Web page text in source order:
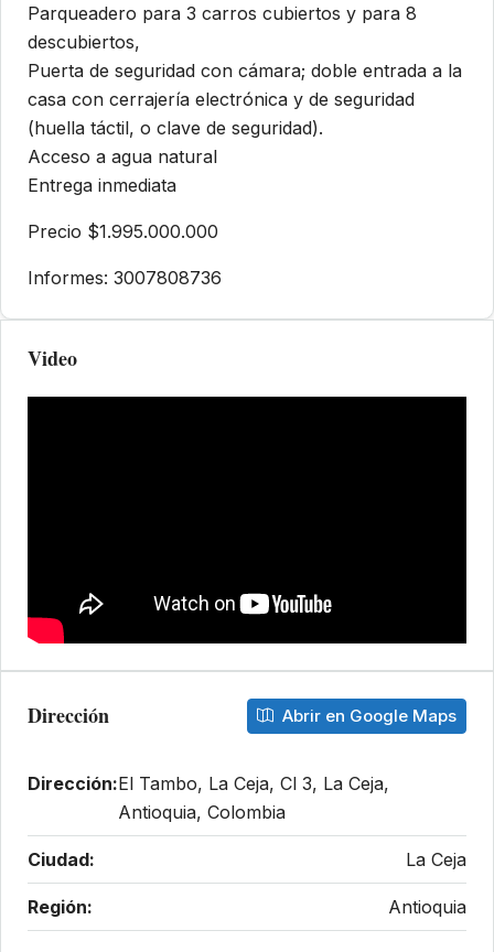
Parqueadero para 3 carros cubiertos y para 8
descubiertos,
Puerta de seguridad con cámara; doble entrada a la
casa con cerrajería electrónica y de seguridad
(huella táctil, o clave de seguridad).
Acceso a agua natural
Entrega inmediata
Precio $1.995.000.000
Informes: 3007808736
Video
Dirección Abrir en Google Maps
Dirección:El Tambo, La Ceja, Cl 3, La Ceja,
Antioquia, Colombia
Ciudad: La Ceja
Región: Antioquia